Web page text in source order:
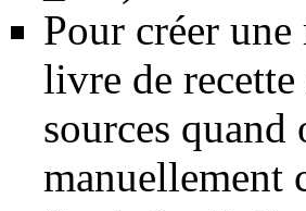
Pour créer
livre de
sources
manuellement